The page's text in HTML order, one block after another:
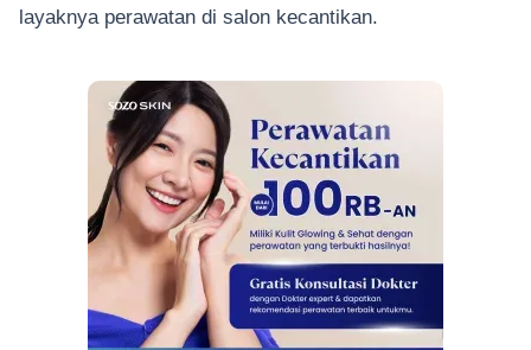
layaknya perawatan di salon kecantikan.